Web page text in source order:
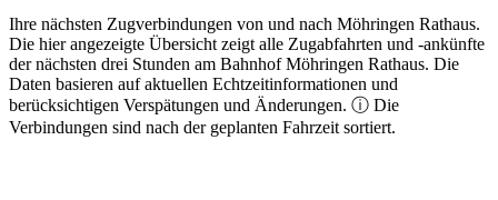
Ihre nächsten Zugverbindungen von und nach Möhringen Rathaus.
Die hier angezeigte Übersicht zeigt alle Zugabfahrten und -ankünfte
der nächsten drei Stunden am Bahnhof Möhringen Rathaus. Die
Daten basieren auf aktuellen Echtzeitinformationen und
berücksichtigen Verspätungen und Änderungen. ⓘ Die
Verbindungen sind nach der geplanten Fahrzeit sortiert.